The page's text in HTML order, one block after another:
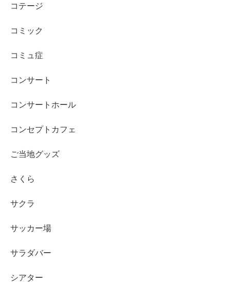
コテージ
コミック
コミュ症
コンサート
コンサートホール
コンセプトカフェ
ご当地グッズ
さくら
サクラ
サッカー場
サラダバー
シアター